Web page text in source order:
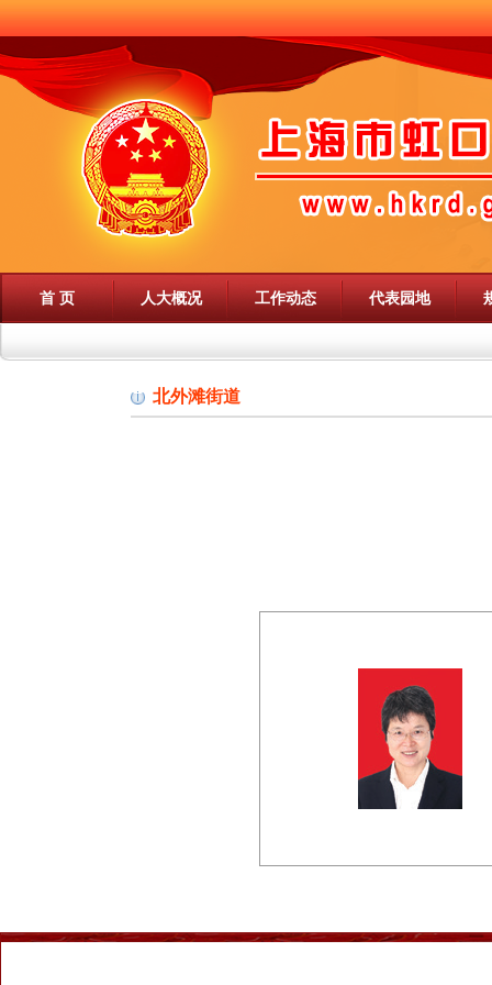
首 页 人大概况 工作动态 代表园地
北外滩街道